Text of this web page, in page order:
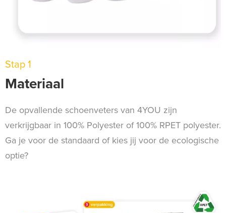
Stap 1
Materiaal
De opvallende schoenveters van 4YOU zijn
verkrijgbaar in 100% Polyester of 100% RPET polyester.
Ga je voor de standaard of kies jij voor de ecologische
optie?